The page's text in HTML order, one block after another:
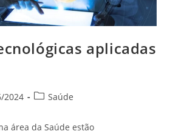
aplicadas
2024 Saúde
área da Saúde estão